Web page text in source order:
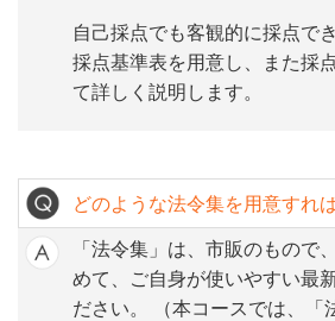
自己採点でも客観的に採点で
採点基準表を用意し、また採
て詳しく説明します。
どのような法令集を用意すれ
「法令集」は、市販のもので
めて、ご自身が使いやすい最
ださい。 （本コースでは、「